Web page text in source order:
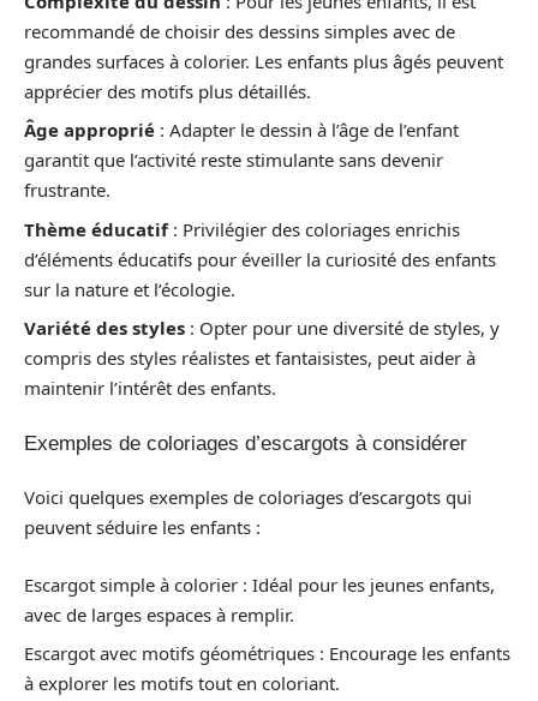
recommandé de choisir des dessins simples avec de
grandes surfaces à colorier. Les enfants plus âgés peuvent
apprécier des motifs plus détaillés.
Âge approprié : Adapter le dessin à l’âge de l’enfant
garantit que l’activité reste stimulante sans devenir
frustrante.
Thème éducatif: Privilégier des coloriages enrichis
d’éléments éducatifs pour éveiller la curiosité des enfants
sur la nature et l’écologie.
Variété des styles : Opter pour une diversité de styles, y
compris des styles réalistes et fantaisistes, peut aider à
maintenir l’intérêt des enfants.
Exemples de coloriages d’escargots à considérer
Voici quelques exemples de coloriages d’escargots qui
peuvent séduire les enfants :
Escargot simple à colorier : Idéal pour les jeunes enfants,
avec de larges espaces à remplir.
Escargot avec motifs géométriques : Encourage les enfants
à explorer les motifs tout en coloriant.